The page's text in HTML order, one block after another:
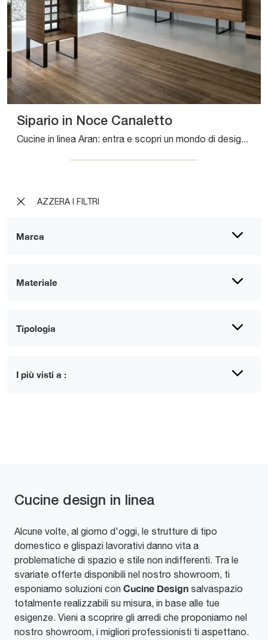
AZZERA I FILTRI
Marca
Materiale
Tipologia
I più visti a :
Sipario in Noce Canaletto
Cucine in linea Aran: entra e scopri un mondo di design e contenuto estetico! La cucina Sipario in Noce Canaletto ti aspetta.
Cucine design in linea
Alcune volte, al giorno d'oggi, le strutture di tipo
domestico e glispazi lavorativi danno vita a
problematiche di spazio e stile non indifferenti. Tra le
svariate offerte disponibili nel nostro showroom, ti
esponiamo soluzioni con Cucine Design salvaspazio
totalmente realizzabili su misura, in base alle tue
esigenze. Vieni a scoprire gli arredi che proponiamo nel
nostro showroom, i migliori professionisti ti aspettano.